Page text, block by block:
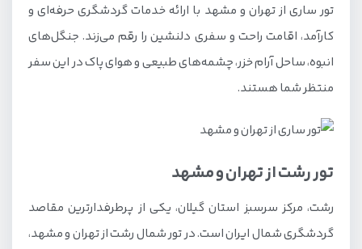
تور ساری از تهران و مشهد با ارائه خدمات گردشگری حرفه‌ای و
کارآمد، اقامت راحت و سفری دلنشین را رقم می‌زند. جنگل‌های
انبوه، ساحل آرام خزر، چشمه‌های طبیعی و هوای پاک در این سفر
منتظر شما هستند.
تور رشت از تهران و مشهد
رشت، مرکز سرسبز استان گیلان، یکی از پرطرفدارترین مقاصد
گردشگری شمال ایران است. در تور شمال رشت از تهران و مشهد،